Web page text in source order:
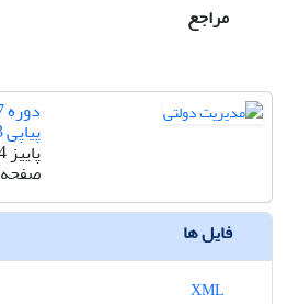
مراجع
پیاپی 3
پاییز 1394
صفحه
فایل ها